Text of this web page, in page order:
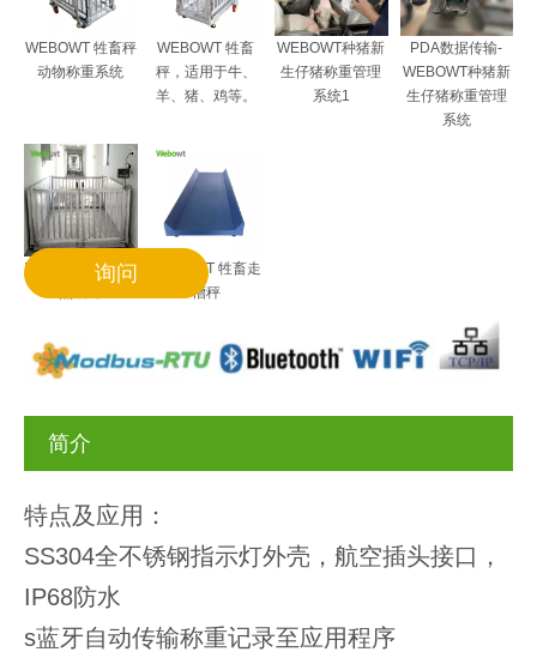
WEBOWT 牲畜秤
动物称重系统
WEBOWT 牲畜
秤，适用于牛、
羊、猪、鸡等。
WEBOWT种猪新
生仔猪称重管理
系统1
PDA数据传输-
WEBOWT种猪新
生仔猪称重管理
系统
WEBOWT 牲畜秤
WEBOWT 牲畜走
槽秤
询问
简介
特点及应用：
SS304全不锈钢指示灯外壳，航空插头接口，
IP68防水
s蓝牙自动传输称重记录至应用程序